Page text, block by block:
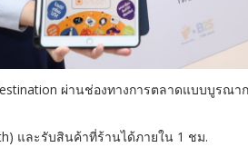
ผ่านช่องทางการตลาดแบบบูรณา
และรับสินค้าที่ร้านได้ภายใน 1 ชม.